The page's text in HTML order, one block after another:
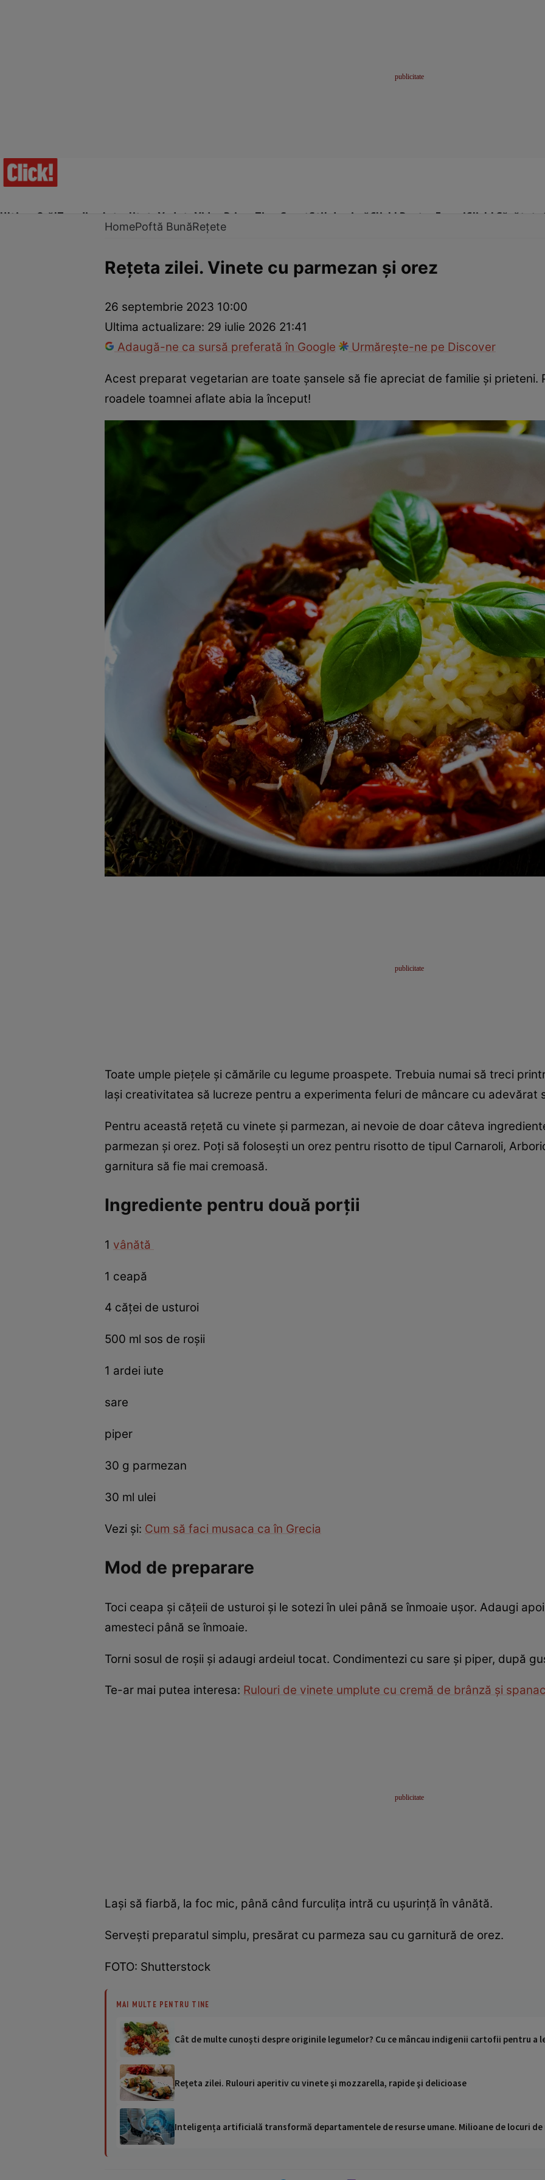
Ultima Oră!Trending Actualitate Vedete Video Prime Time SportStil de viațăClick! Pentru FemeiClick! Sănătate
Mâncăruri rapideRețete cu legume
HomePoftă BunăRețete
Reţeta zilei. Vinete cu parmezan şi orez
26 septembrie 2023 10:00
Ultima actualizare: 29 iulie 2026 21:41
Adaugă-ne ca sursă preferată în Google
Urmărește-ne pe Discover
Acest preparat vegetarian are toate şansele să fie apreciat de familie și prieteni.
roadele toamnei aflate abia la început!
Toate umple pieţele şi cămările cu legume proaspete. Trebuia numai să treci
laşi creativitatea să lucreze pentru a experimenta feluri de mâncare cu adevărat
Pentru această rețetă cu vinete și parmezan, ai nevoie de doar câteva
parmezan şi orez. Poţi să foloseşti un orez pentru risotto de tipul Carnaroli,
garnitura să fie mai cremoasă.
Ingrediente pentru două porţii
1 vânătă
1 ceapă
4 căței de usturoi
500 ml sos de roșii
1 ardei iute
sare
piper
30 g parmezan
30 ml ulei
Vezi și: Cum să faci musaca ca în Grecia
Mod de preparare
Toci ceapa și cățeii de usturoi și le sotezi în ulei până se înmoaie ușor. Adaugi
amesteci până se înmoaie.
Torni sosul de roșii și adaugi ardeiul tocat. Condimentezi cu sare și piper, după
Te-ar mai putea interesa: Rulouri de vinete umplute cu cremă de brânză şi spanac
Lași să fiarbă, la foc mic, până când furculița intră cu ușurință în vânătă.
Servești preparatul simplu, presărat cu parmeza sau cu garnitură de orez.
FOTO: Shutterstock
MAI MULTE PENTRU TINE
Cât de multe cunoşti despre originile legumelor? Cu ce mâncau indigenii cartofii pentru a
Reţeta zilei. Rulouri aperitiv cu vinete şi mozzarella, rapide şi delicioase
Inteligența artificială transformă departamentele de resurse umane. Milioane de locuri